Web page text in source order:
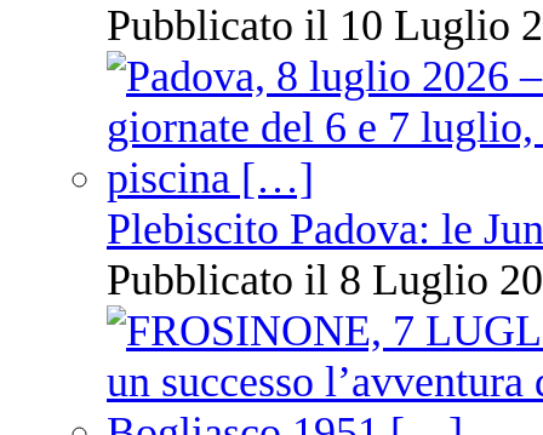
Pubblicato il 10 Luglio
Plebiscito Padova: le
Pubblicato il 8 Luglio